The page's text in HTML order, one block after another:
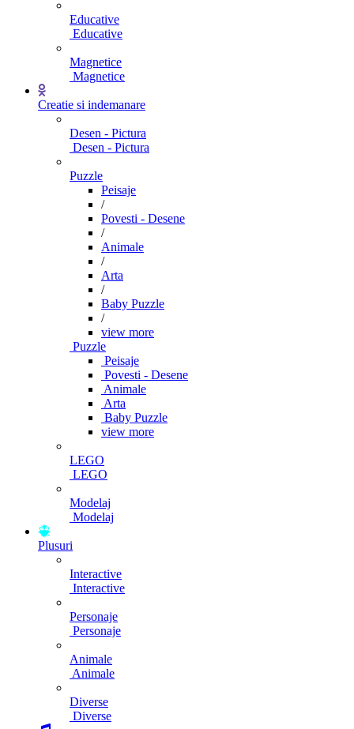
Educative
Educative
Magnetice
Magnetice
Creatie si indemanare
Desen - Pictura
Desen - Pictura
Puzzle
Peisaje
/
Povesti - Desene
/
Animale
/
Arta
/
Baby Puzzle
/
view more
Puzzle
Peisaje
Povesti - Desene
Animale
Arta
Baby Puzzle
view more
LEGO
LEGO
Modelaj
Modelaj
Plusuri
Interactive
Interactive
Personaje
Personaje
Animale
Animale
Diverse
Diverse